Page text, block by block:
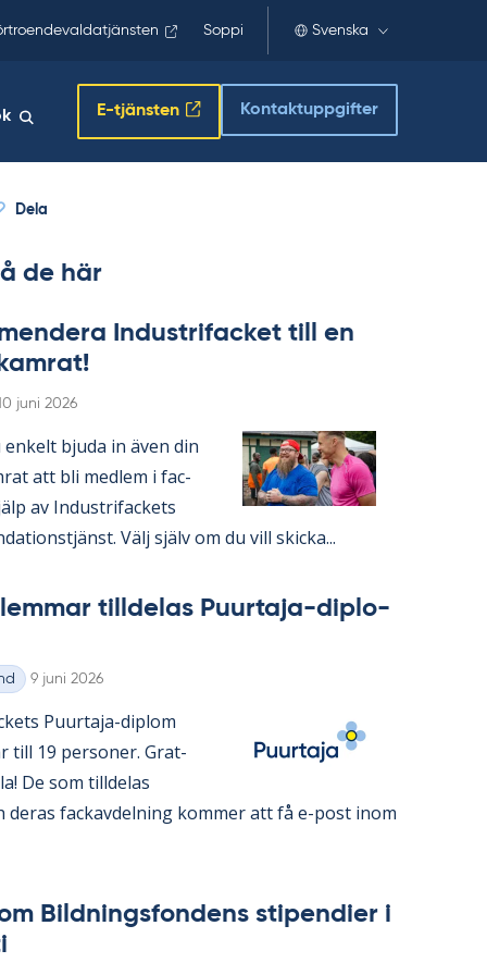
Soppi Svenska
E-tjänsten Kontaktuppgifter
Dela
de här
In­du­stri­fac­ket till en
juni 2026
bju­da in även din
att bli med­lem i fac­
av In­du­stri­fac­kets
Välj själv om du vill skic­ka...
till­de­las Pu­ur­ta­ja-di­plo­
Skriven
9 juni 2026
Pu­ur­ta­ja-diplom
till 19 per­so­ner. Grat­
De som till­de­las
de­ras fackav­del­ning kom­mer att få e-post inom
Bild­nings­fon­dens sti­pen­di­er i